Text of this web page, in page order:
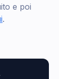
e poi
.